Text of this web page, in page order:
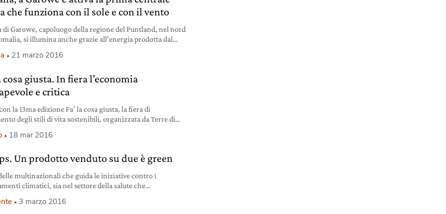
che funziona con il sole e con il vento
di Garowe, capoluogo della regione del Puntland, nel nord
si illumina anche grazie all’energia prodotta dal
di una centrale elettrica ibrida realizzata
(Eps), operante nel settore dell’energia sostenibile
realizzazione di
21 marzo 2016
cosa giusta. In fiera l’economia
e critica
la 13ma edizione Fa’ la cosa giusta, la fiera di
degli stili di vita sostenibili, organizzata da Terre di
18 mar 2016
Un prodotto venduto su due è green
multinazionali che guida le iniziative contro i
climatici, sia nel settore della salute che
3 marzo 2016